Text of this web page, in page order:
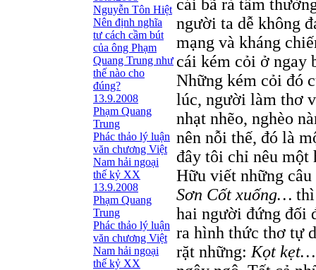
Nguyễn Tôn Hiệt
Nên định nghĩa
tư cách cầm bút
của ông Phạm
Quang Trung như
thế nào cho
đúng?
13.9.2008
Phạm Quang
Trung
Phác thảo lý luận
văn chương Việt
Nam hải ngoại
thế kỷ XX
13.9.2008
Phạm Quang
Trung
Phác thảo lý luận
văn chương Việt
Nam hải ngoại
thế kỷ XX
cái bã rả tầm
người ta dễ không
mạng và kháng
cái kém cỏi ở ngay
Những kém cỏi đó
lúc, người làm thơ
nhạt nhẽo, nghèo
nên nỗi thế, đó là
đây tôi chỉ nêu một
Hữu viết những
Sơn Cốt xuống… thì
hai người đứng đối
ra hình thức thơ tự
rặt những: Kọt